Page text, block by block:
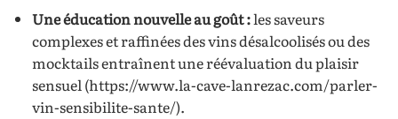
Une éducation nouvelle au goût :les saveurs
complexes et raffinées des vins désalcoolisés ou des
mocktails entraînent une réévaluation du plaisir
sensuel (https://www.la-cave-lanrezac.com/parler-
vin-sensibilite-sante/).